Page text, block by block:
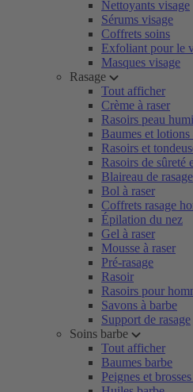
Nettoyants visage
Sérums visage
Coffrets soins
Exfoliant pour le
Masques visage
Rasage
Tout afficher
Crème à raser
Rasoirs peau
Baumes et lotions
Rasoirs et
Rasoirs de sûreté
Blaireau de rasage
Bol à raser
Coffrets rasage
Épilation du nez
Gel à raser
Mousse à raser
Pré-rasage
Rasoir
Rasoirs pour
Savons à barbe
Support de rasage
Soins barbe
Tout afficher
Baumes barbe
Peignes et